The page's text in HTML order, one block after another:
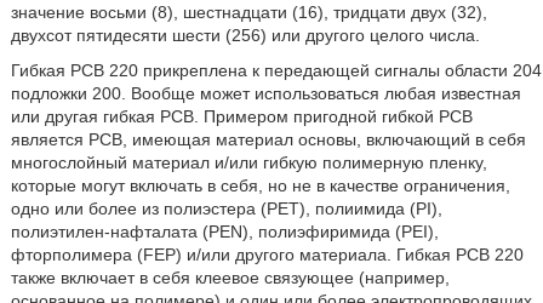
значение восьми (8), шестнадцати (16), тридцати двух (32),
двухсот пятидесяти шести (256) или другого целого числа.
Гибкая PCB 220 прикреплена к передающей сигналы области 204
подложки 200. Вообще может использоваться любая известная
или другая гибкая PCB. Примером пригодной гибкой PCB
является PCB, имеющая материал основы, включающий в себя
многослойный материал и/или гибкую полимерную пленку,
которые могут включать в себя, но не в качестве ограничения,
одно или более из полиэстера (PET), полиимида (PI),
полиэтилен-нафталата (PEN), полиэфиримида (PEI),
фторполимера (FEP) и/или другого материала. Гибкая PCB 220
также включает в себя клеевое связующее (например,